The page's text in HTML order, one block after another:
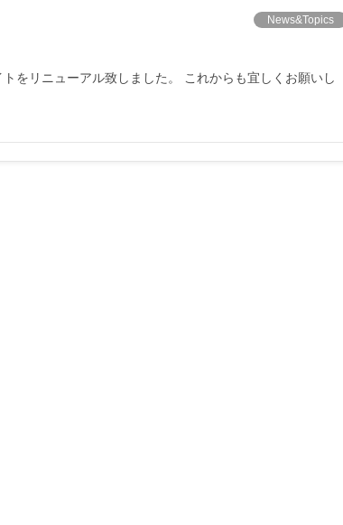
News&Topics
をリニューアル致しました。 これからも宜しくお願いし